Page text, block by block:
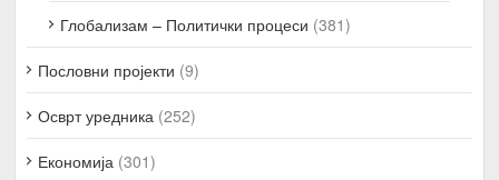
Глобализам – Политички процеси (381)
Пословни пројекти (9)
Осврт уредника (252)
Економија (301)